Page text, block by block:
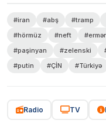
#iran #abş #tramp
#hörmüz
#neft
#paşinyan
#zelenski
#putin
#ÇİN #Türkiyə
Radio TV